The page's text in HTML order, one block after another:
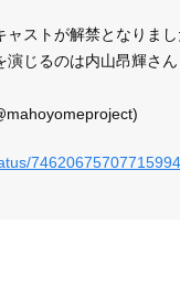
ャストが解禁となりま
じるのは内山昂輝さん